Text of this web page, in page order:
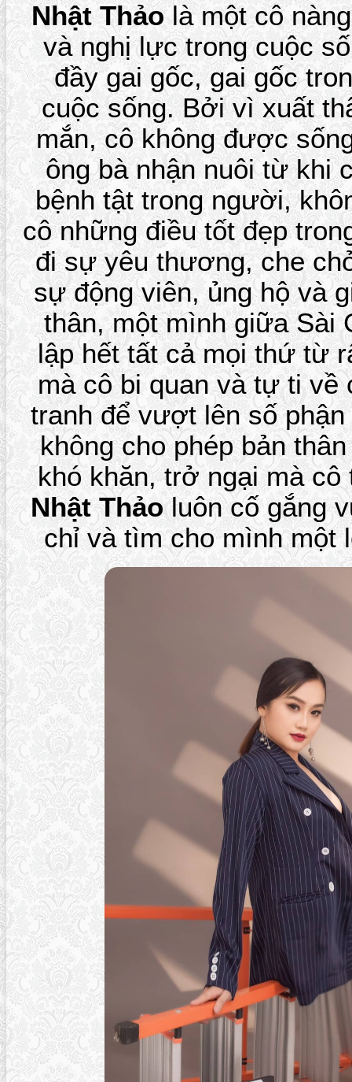
Nhật Thảolà một cô
và nghị lực trong cuộc
đầy gai gốc, gai gốc
cuộc sống. Bởi vì xuất
mắn, cô không được
ông bà nhận nuôi từ khi
bệnh tật trong người,
cô những điều tốt đẹp
đi sự yêu thương, che
sự động viên, ủng hộ và
thân, một mình giữa Sài
lập hết tất cả mọi thứ từ
mà cô bi quan và tự ti về
tranh để vượt lên số
không cho phép bản
khó khăn, trở ngại mà
Nhật Thảoluôn cố gắng
chỉ và tìm cho mình một